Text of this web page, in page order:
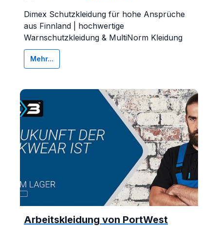
Dimex Schutzkleidung für hohe Ansprüche
aus Finnland | hochwertige
Warnschutzkleidung & MultiNorm Kleidung
Mehr...
Arbeitskleidung von PortWest